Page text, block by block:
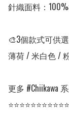
針織面料：
🎨3個款式可供
薄荷 / 米白色 /
更多 #Chiikawa